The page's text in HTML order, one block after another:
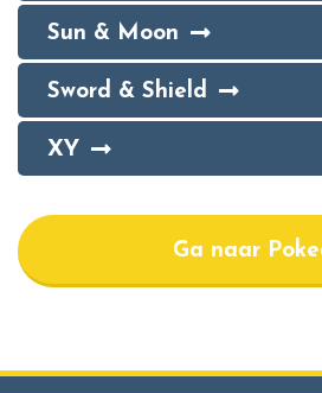
Sun & Moon
Sword & Shield
XY
Ga naar